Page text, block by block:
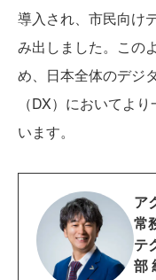
導入され、市民向け
み出しました。この
め、日本全体のデジ
（DX）においてよ
います。
ア
常
テ
部